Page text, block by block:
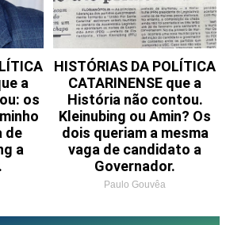
a
os
de
a
HISTÓRIAS DA POLÍTICA
CATARINENSE que a
História não contou.
Kleinubing ou Amin? Os
dois queriam a mesma
vaga de candidato a
Governador.
Paulo Gouvêa